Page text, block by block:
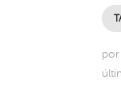
por